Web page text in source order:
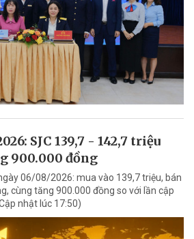
SJC 139,7 - 142,7 triệu
900.000 đồng
06/08/2026: mua vào 139,7 triệu, bán
cùng tăng 900.000 đồng so với lần cập
nhật lúc 17:50)